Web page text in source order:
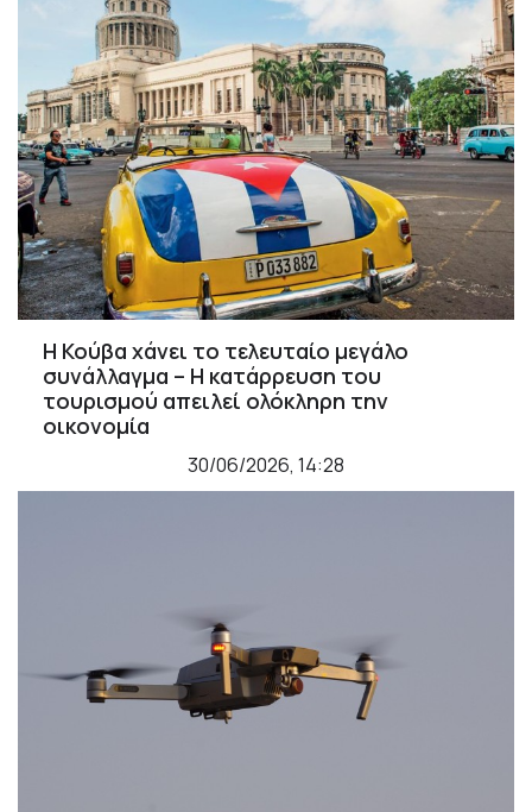
Η Κούβα χάνει το τελευταίο μεγάλο
συνάλλαγμα – Η κατάρρευση του
τουρισμού απειλεί ολόκληρη την
οικονομία
30/06/2026, 14:28